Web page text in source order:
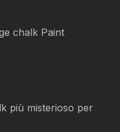
chalk Paint
più misterioso per